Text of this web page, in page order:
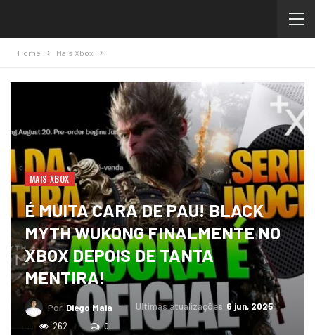
Home Mais Xbox
MAIS XBOX
É MUITA CARA DE PAU! BLACK
MYTH WUKONG FINALMENTE NO
XBOX DEPOIS DE TANTA
MENTIRA!
Por Diego Maia Ultimas atualizações 6 jun, 2025
262
0